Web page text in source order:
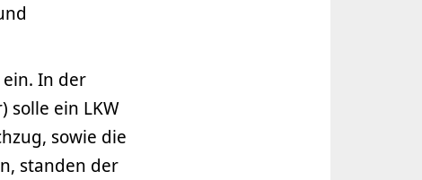
In der
solle ein LKW
sowie die
standen der